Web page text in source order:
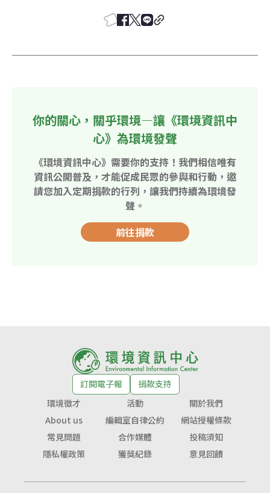
你的關心，關乎環境—讓《環境資訊中
心》為環境發聲
《環境資訊中心》需要你的支持！我們相信唯有
資訊公開普及，才能促成民眾的參與和行動，邀
請您加入定期捐款的行列，讓我們持續為環境發
聲。
前往捐款
訂閱電子報
捐款支持
環境徵才
活動
關於我們
About us
編輯室自律公約
網站授權條款
常見問題
合作媒體
投稿須知
隱私權政策
獲獎紀錄 意見回饋